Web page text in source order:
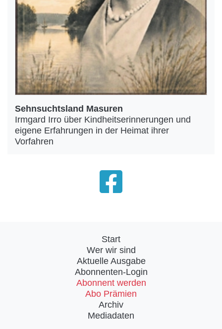
Sehnsuchtsland Masuren
Irmgard Irro über Kindheitserinnerungen und
eigene Erfahrungen in der Heimat ihrer
Vorfahren
Start
Wer wir sind
Aktuelle Ausgabe
Abonnenten-Login
Abonnent werden
Abo Prämien
Archiv
Mediadaten